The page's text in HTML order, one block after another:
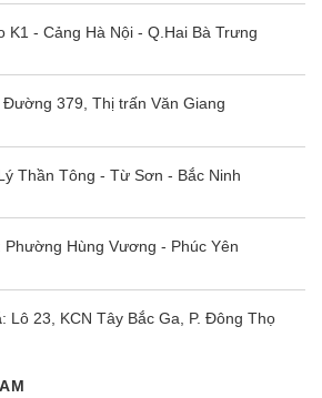
khoẻ với chế độ EyeComfort
độ đáo của TV QA75QN90C
thoải mái hơn với khả năng tự
để dịu mắt hơn cho bạn thưởng
Xcelerator Turbo Pro
màn game với công nghệ
Turbo+ hỗ trợ chuyển động
cân chỉnh từng khung hình, thỏa
K1 - Cảng Hà Nội - Q.Hai Bà Trưng
Đường 379, Thị trấn Văn Giang
Thần Tông - Từ Sơn - Bắc Ninh
Phường Hùng Vương - Phúc Yên
: Lô 23, KCN Tây Bắc Ga, P. Đông Thọ